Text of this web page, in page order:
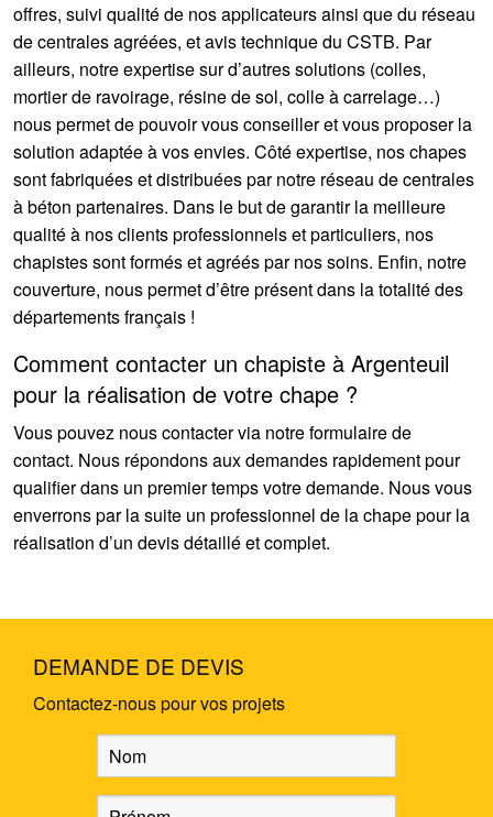
offres, suivi qualité de nos applicateurs ainsi que du réseau
de centrales agréées, et avis technique du CSTB. Par
ailleurs, notre expertise sur d’autres solutions (colles,
mortier de ravoirage, résine de sol, colle à carrelage…)
nous permet de pouvoir vous conseiller et vous proposer la
solution adaptée à vos envies. Côté expertise, nos chapes
sont fabriquées et distribuées par notre réseau de centrales
à béton partenaires. Dans le but de garantir la meilleure
qualité à nos clients professionnels et particuliers, nos
chapistes sont formés et agréés par nos soins. Enfin, notre
couverture, nous permet d’être présent dans la totalité des
départements français !
Comment contacter un chapiste à Argenteuil
pour la réalisation de votre chape ?
Vous pouvez nous contacter via notre formulaire de
contact. Nous répondons aux demandes rapidement pour
qualifier dans un premier temps votre demande. Nous vous
enverrons par la suite un professionnel de la chape pour la
réalisation d’un devis détaillé et complet.
DEMANDE DE DEVIS
Contactez-nous pour vos projets